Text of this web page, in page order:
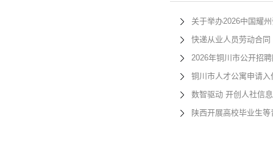
关于举办2026中国耀
快递从业人员劳动合同
2026年铜川市公开招
铜川市人才公寓申请
数智驱动 开创人社信
陕西开展高校毕业生